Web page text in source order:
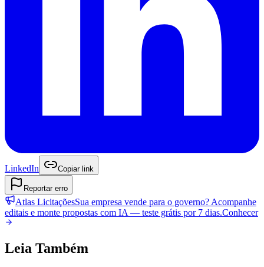
LinkedIn Copiar link
Reportar erro
Atlas LicitaçõesSua empresa vende para o governo? Acompanhe
editais e monte propostas com IA — teste grátis por 7 dias.Conhecer
Leia Também